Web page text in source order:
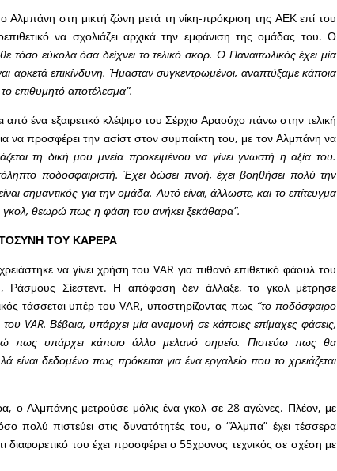
Αλμπάνη στη μικτή ζώνη μετά τη νίκη-πρόκριση της ΑΕΚ επί του
να σχολιάζει αρχικά την εμφάνιση της ομάδας του. Ο
τόσο εύκολα όσα δείχνει το τελικό σκορ. Ο Παναιτωλικός έχει μία
αρκετά επικίνδυνη. Ήμασταν συγκεντρωμένοι, αναπτύξαμε κάποια
επιθυμητό αποτέλεσμα”.
ένα εξαιρετικό κλέψιμο του Σέρχιο Αραούχο πάνω στην τελική
να προσφέρει την ασίστ στον συμπαίκτη του, με τον Αλμπάνη να
τη δική μου μνεία προκειμένου να γίνει γνωστή η αξία του.
ποδοσφαιριστή. Έχει δώσει πνοή, έχει βοηθήσει πολύ την
σημαντικός για την ομάδα. Αυτό είναι, άλλωστε, και το επίτευγμα
θεωρώ πως η φάση του ανήκει ξεκάθαρα”.
ΤΟΥ ΚΑΡΕΡΑ
να γίνει χρήση του VAR για πιθανό επιθετικό φάουλ του
Σίεστεντ. Η απόφαση δεν άλλαξε, το γκολ μέτρησε
τάσσεται υπέρ του VAR, υποστηρίζοντας πως “το ποδόσφαιρο
του VAR. Βέβαια, υπάρχει μία αναμονή σε κάποιες επίμαχες φάσεις,
πως υπάρχει κάποιο άλλο μελανό σημείο. Πιστεύω πως θα
είναι δεδομένο πως πρόκειται για ένα εργαλείο που το χρειάζεται
ο Αλμπάνης μετρούσε μόλις ένα γκολ σε 28 αγώνες. Πλέον, με
πολύ πιστεύει στις δυνατότητές του, ο “Άλμπα” έχει τέσσερα
διαφορετικό του έχει προσφέρει ο 55χρονος τεχνικός σε σχέση με